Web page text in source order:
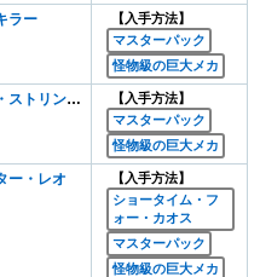
ラー
【入手方法】
マスターパック
怪物級の巨大メカ
ストリング
【入手方法】
マスターパック
怪物級の巨大メカ
ー・レオ
【入手方法】
ショータイム・フ
ォー・カオス
マスターパック
怪物級の巨大メカ